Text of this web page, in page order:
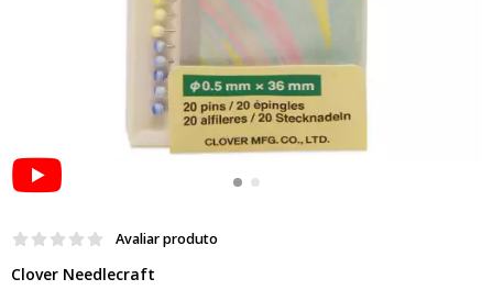
Avaliar produto
Clover Needlecraft